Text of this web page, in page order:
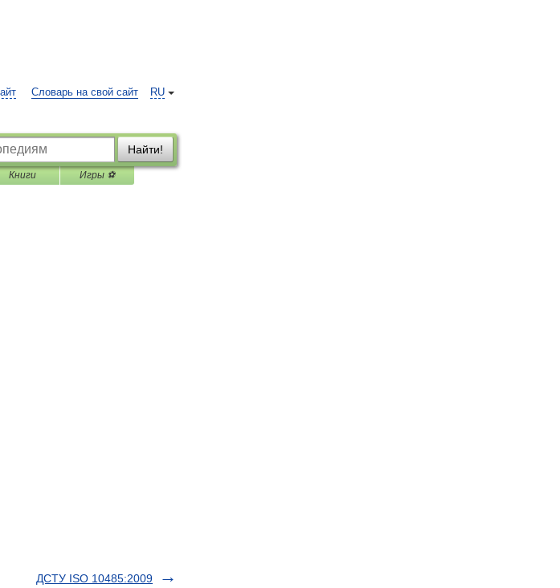
RU
Словарь на свой сайт
Найти!
Книги Игры ⚽
ДСТУ ISO 10485:2009